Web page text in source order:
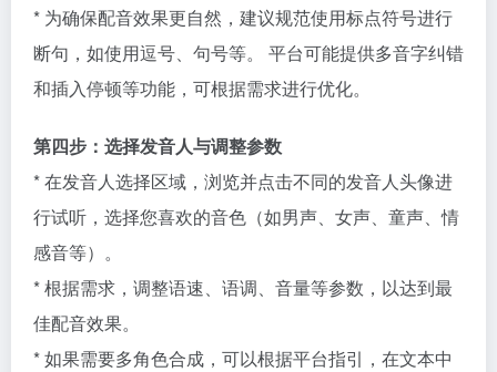
* 为确保配音效果更自然，建议规范使用标点符号进行
断句，如使用逗号、句号等。 平台可能提供多音字纠错
和插入停顿等功能，可根据需求进行优化。
第四步：选择发音人与调整参数
* 在发音人选择区域，浏览并点击不同的发音人头像进
行试听，选择您喜欢的音色（如男声、女声、童声、情
感音等）。
* 根据需求，调整语速、语调、音量等参数，以达到最
佳配音效果。
* 如果需要多角色合成，可以根据平台指引，在文本中